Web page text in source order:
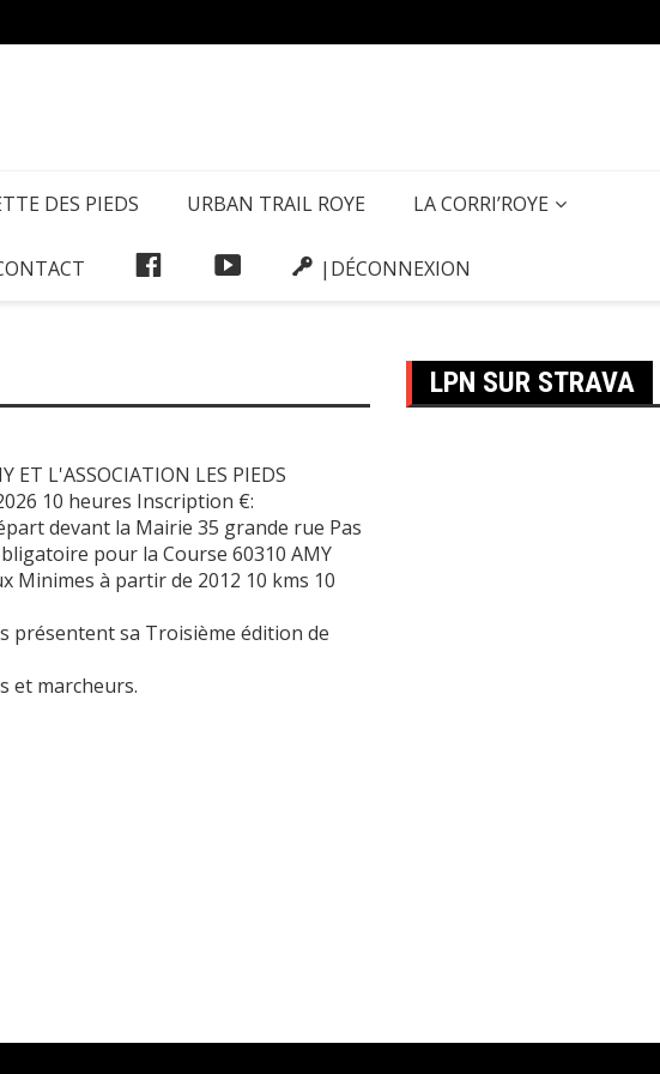
DES PIEDS URBAN TRAIL ROYE LA CORRI’ROYE
FACEBOOK VIDÉOS |DÉCONNEXION
présentent sa Troisième édition de
et marcheurs.
LPN SUR STRAVA